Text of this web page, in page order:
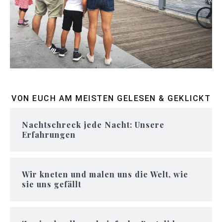
VON EUCH AM MEISTEN GELESEN & GEKLICKT
Nachtschreck jede Nacht: Unsere
Erfahrungen
Wir kneten und malen uns die Welt, wie
sie uns gefällt